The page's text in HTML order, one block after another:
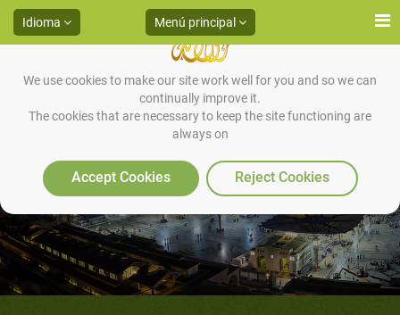
We use cookies to make our site work well for you and so we can
continually improve it.
The cookies that are necessary to keep the site functioning are
always on
Accept Cookies Reject Cookies
Idioma Menú principal
La Sunnah en Nuestras Vidas